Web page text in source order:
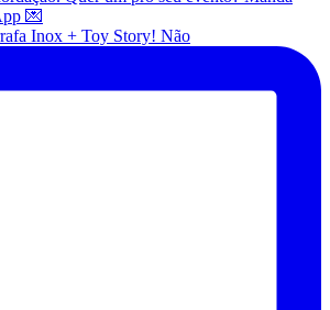
Inox + Toy Story! Não